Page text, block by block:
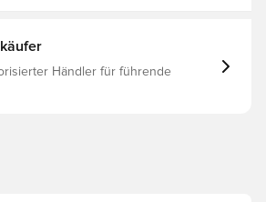
mit FG-
den Einsatz auf Naturrasenplätzen
verblassen kann. Dies ist kein
Händler für führende